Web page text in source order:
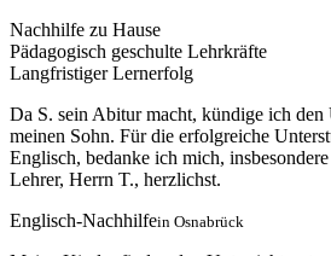
Nachhilfe zu Hause
Pädagogisch geschulte Lehrkräfte
Langfristiger Lernerfolg
Da S. sein Abitur macht, kündige ich
meinen Sohn. Für die erfolgreiche
Englisch, bedanke ich mich,
Lehrer, Herrn T., herzlichst.
Englisch-Nachhilfein Osnabrück